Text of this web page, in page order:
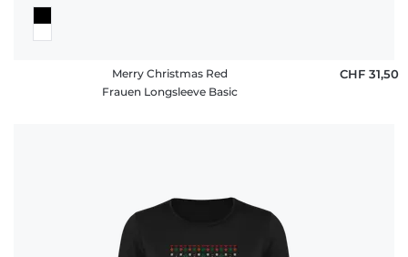
Merry Christmas Red
Frauen Longsleeve Basic
CHF 31,50